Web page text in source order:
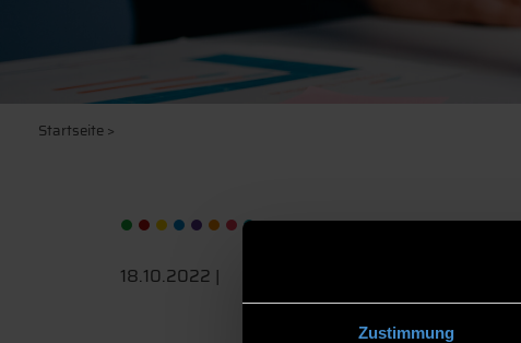
Zustimmung
Startseite>
18.10.2022 |